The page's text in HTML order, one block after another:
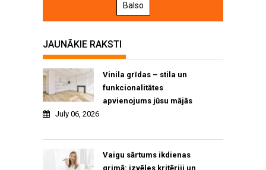
Balso
JAUNĀKIE RAKSTI
Vinila grīdas – stila un
funkcionalitātes
apvienojums jūsu mājās
July 06, 2026
Vaigu sārtums ikdienas
grimā: izvēles kritēriji un